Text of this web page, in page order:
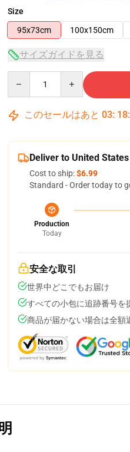
Size
95x73cm
100x150cm
サイズガイドを見る
このセールはあと 03: 18:
Deliver to United States
Cost to ship:$6.99
Standard - Order today to
Production
Today
安全な取引
世界中どこでもお届け
すべての小包に追跡番号を
商品が届かない場合は全額